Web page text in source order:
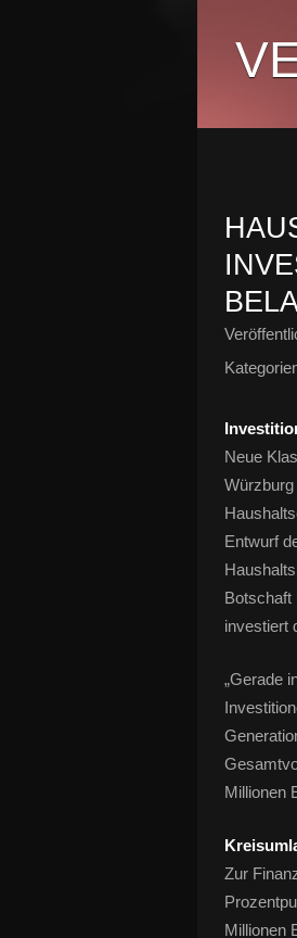
Neue
Entwurf
Botschaft
investiert
„Gerade
Millionen
Zur
Millionen